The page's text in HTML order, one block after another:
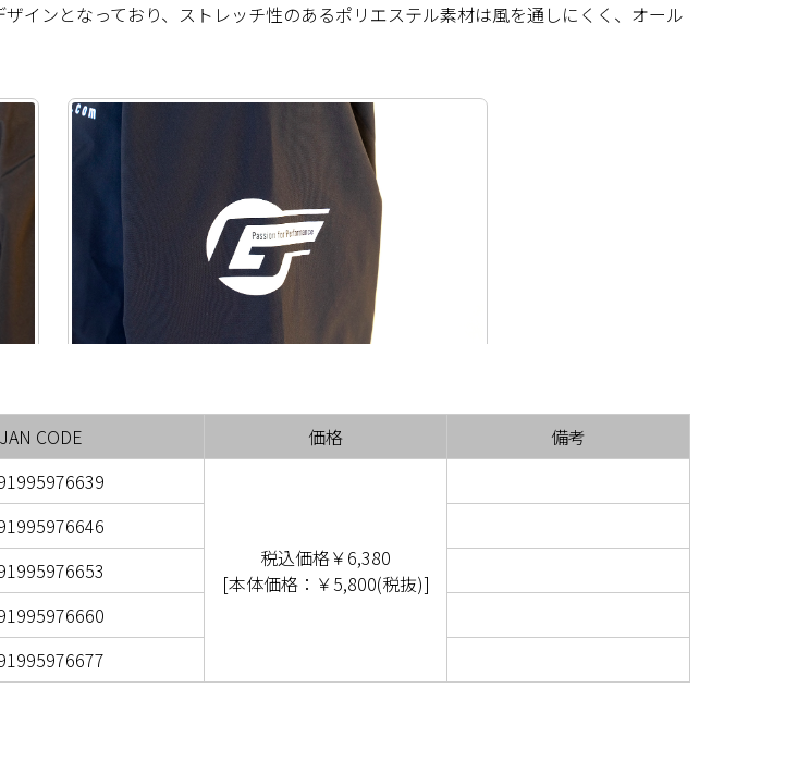
インとなっており、ストレッチ性のあるポリエステル素材は風を通しにくく、オール
JAN CODE 価格
備考
税込価格￥6,380
[本体価格：￥5,800(税抜)]